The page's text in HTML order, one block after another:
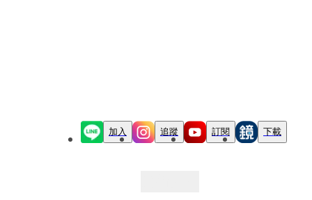
加入 追蹤 訂閱 下載